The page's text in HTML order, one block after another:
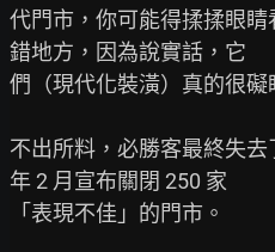
代門市，你可能得揉揉眼
錯地方，因為說實話，它
們（現代化裝潢）真的很礙
不出所料，必勝客最終失
年 2 月宣布關閉 250 家
「表現不佳」的門市。